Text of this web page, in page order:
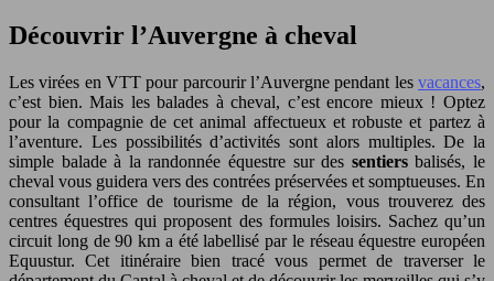
Découvrir l’Auvergne à cheval
Les virées en VTT pour parcourir l’Auvergne pendant les vacances,
c’est bien. Mais les balades à cheval, c’est encore mieux ! Optez
pour la compagnie de cet animal affectueux et robuste et partez à
l’aventure. Les possibilités d’activités sont alors multiples. De la
simple balade à la randonnée équestre sur des sentiersbalisés, le
cheval vous guidera vers des contrées préservées et somptueuses. En
consultant l’office de tourisme de la région, vous trouverez des
centres équestres qui proposent des formules loisirs. Sachez qu’un
circuit long de 90 km a été labellisé par le réseau équestre européen
Equustur. Cet itinéraire bien tracé vous permet de traverser le